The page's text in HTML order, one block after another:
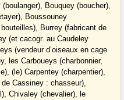
Bouquey (boucher),
Boussouney
Burrey (fabricant de
(et cacogr. au Caudeley
(vendeur d’oiseaux en cage
les Carboueys (charbonnier,
(le) Carpentey (charpentier),
Cassiney : chasseur),
Chivaley (chevalier), le